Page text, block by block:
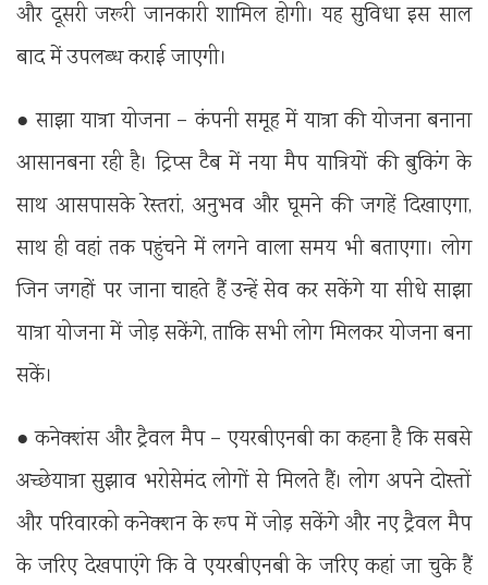
और दूसरी जरूरी जानकारी शामिल होगी। यह सुविधा इस साल
बाद में उपलब्ध कराई जाएगी।
● साझा यात्रा योजना – कंपनी समूह में यात्रा की योजना बनाना
आसानबना रही है। ट्रिप्स टैब में नया मैप यात्रियों की बुकिंग के
साथ आसपासके रेस्तरां, अनुभव और घूमने की जगहें दिखाएगा,
साथ ही वहां तक पहुंचने में लगने वाला समय भी बताएगा। लोग
जिन जगहों पर जाना चाहते हैं उन्हें सेव कर सकेंगे या सीधे साझा
यात्रा योजना में जोड़ सकेंगे, ताकि सभी लोग मिलकर योजना बना
सकें।
● कनेक्शंस और ट्रैवल मैप – एयरबीएनबी का कहना है कि सबसे
अच्छेयात्रा सुझाव भरोसेमंद लोगों से मिलते हैं। लोग अपने दोस्तों
और परिवारको कनेक्शन के रूप में जोड़ सकेंगे और नए ट्रैवल मैप
के जरिए देखपाएंगे कि वे एयरबीएनबी के जरिए कहां जा चुके हैं